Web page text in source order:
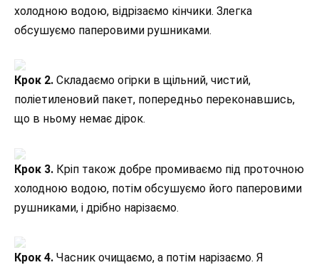
холодною водою, відрізаємо кінчики. Злегка
обсушуємо паперовими рушниками.
Крок 2. Складаємо огірки в щільний, чистий,
поліетиленовий пакет, попередньо переконавшись,
що в ньому немає дірок.
Крок 3. Кріп також добре промиваємо під проточною
холодною водою, потім обсушуємо його паперовими
рушниками, і дрібно нарізаємо.
Крок 4. Часник очищаємо, а потім нарізаємо. Я